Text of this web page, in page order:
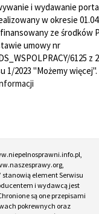
i wydawanie
w okresie
ze środków
umowy nr
6125 z
1/2023 "Możemy więcej".
stanowią element Serwisu
i wydawcą jest
są one przepisami
pokrewnych oraz